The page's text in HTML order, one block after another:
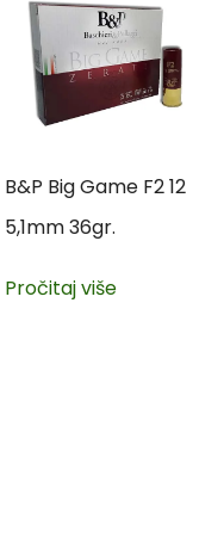
B&P Big Game F2 12
5,1mm 36gr.
Pročitaj više